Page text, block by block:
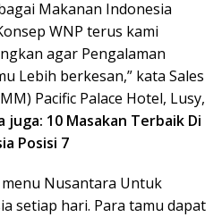
Makanan Indonesia
WNP terus kami
agar Pengalaman
Lebih berkesan,” kata Sales
Pacific Palace Hotel, Lusy,
juga: 10 Masakan Terbaik Di
Posisi 7
Nusantara Untuk
setiap hari. Para tamu dapat